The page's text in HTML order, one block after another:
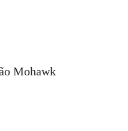
Mohawk